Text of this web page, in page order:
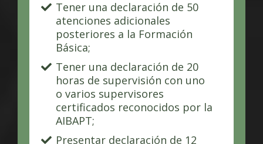
Tener una declaración de 50
atenciones adicionales
posteriores a la Formación
Básica;
Tener una declaración de 20
horas de supervisión con uno
o varios supervisores
certificados reconocidos por la
AIBAPT;
Presentar declaración de 12